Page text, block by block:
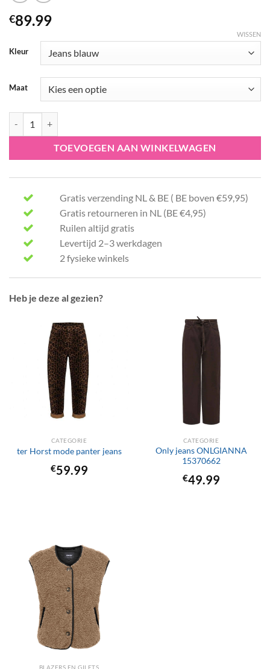
€89.99
Kleur
Maat
WISSEN
TOEVOEGEN AAN WINKELWAGEN
Gratis verzending NL & BE ( BE boven €59,95)
Gratis retourneren in NL (BE €4,95)
Ruilen altijd gratis
Levertijd 2–3 werkdagen
2 fysieke winkels
Heb je deze al gezien?
CATEGORIE
ter Horst mode panter jeans
€59.99
CATEGORIE
Only jeans ONLGIANNA
15370662
€49.99
BLAZERS EN GILETS